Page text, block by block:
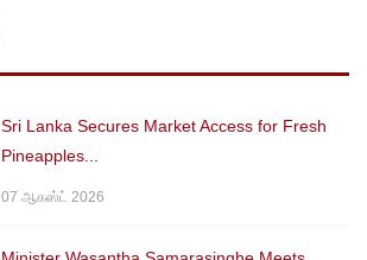
Sri Lanka Secures Market Access for Fresh
Pineapples...
07 ஆகஸ்ட் 2026